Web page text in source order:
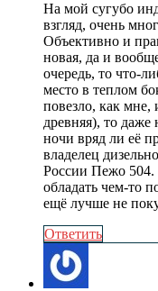
На мой сугубо
взгляд, очень
Объективно и
новая, да и
очередь, то что-
место в теплом
повезло, как мне,
древняя), то
ночи вряд ли её
владелец
России Пежо 504.
обладать чем-то
ещё лучше не
Ответить